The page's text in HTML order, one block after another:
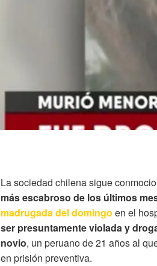
La sociedad chilena sigue
más escabroso de los últimos
madrugada del domingo en el
ser presuntamente violada y
novio, un peruano de 21 años al
en prisión preventiva.